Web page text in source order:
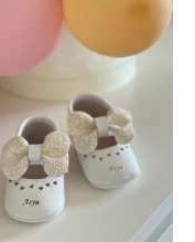
Luz İsimli Bebek
Sepete Ekle
LISTESINE EKLE